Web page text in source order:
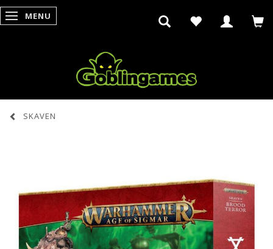
SKIFTE NAVIGATION
MENU
SKAVEN